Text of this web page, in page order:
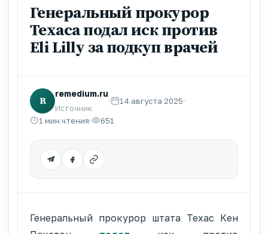
Генеральный прокурор
Техаса подал иск против
Eli Lilly за подкуп врачей
R
remedium.ru
Источник
14 августа 2025
1 мин чтения 651
Генеральный прокурор штата Техас Кен